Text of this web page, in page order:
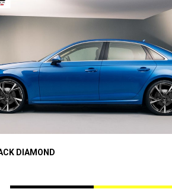
DIAMOND